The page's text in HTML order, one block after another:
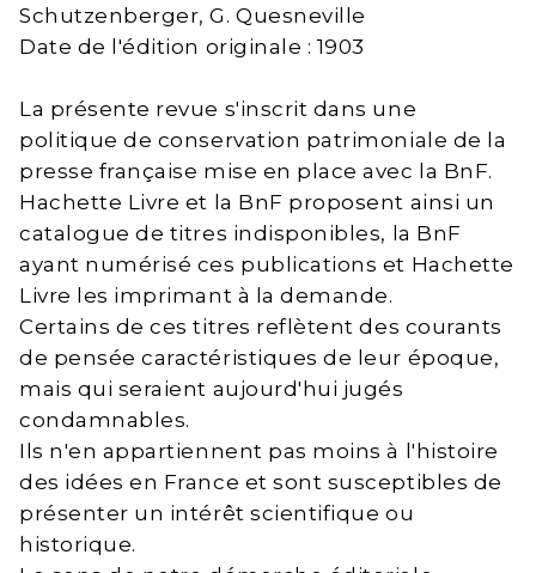
Schutzenberger, G. Quesneville
Date de l'édition originale : 1903
La présente revue s'inscrit dans une
politique de conservation patrimoniale de la
presse française mise en place avec la BnF.
Hachette Livre et la BnF proposent ainsi un
catalogue de titres indisponibles, la BnF
ayant numérisé ces publications et Hachette
Livre les imprimant à la demande.
Certains de ces titres reflètent des courants
de pensée caractéristiques de leur époque,
mais qui seraient aujourd'hui jugés
condamnables.
Ils n'en appartiennent pas moins à l'histoire
des idées en France et sont susceptibles de
présenter un intérêt scientifique ou
historique.